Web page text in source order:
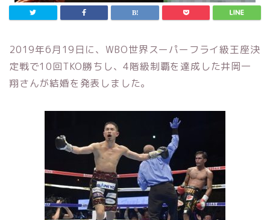
2019年6月19日に、WBO世界スーパーフライ級王座決
定戦で10回TKO勝ちし、4階級制覇を達成した井岡一
翔さんが結婚を発表しました。